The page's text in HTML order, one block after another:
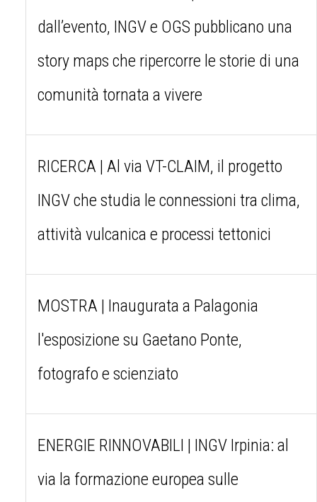
dall’evento, INGV e OGS pubblicano una
story maps che ripercorre le storie di una
comunità tornata a vivere
RICERCA | Al via VT-CLAIM, il progetto
INGV che studia le connessioni tra clima,
attività vulcanica e processi tettonici
MOSTRA | Inaugurata a Palagonia
l'esposizione su Gaetano Ponte,
fotografo e scienziato
ENERGIE RINNOVABILI | INGV Irpinia: al
via la formazione europea sulle